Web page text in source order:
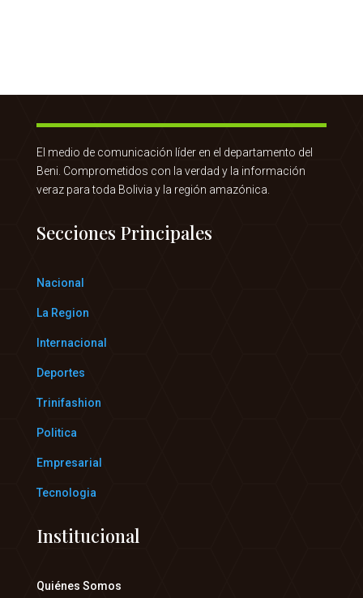
El medio de comunicación líder en el departamento del
Beni. Comprometidos con la verdad y la información
veraz para toda Bolivia y la región amazónica.
Secciones Principales
Nacional
La Region
Internacional
Deportes
Trinifashion
Politica
Empresarial
Tecnologia
Institucional
Quiénes Somos